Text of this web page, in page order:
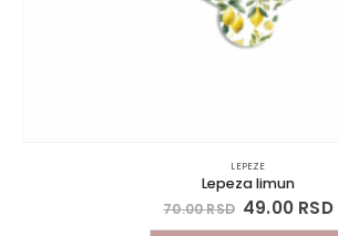
LEPEZE
Lepeza limun
70.00RSD 49.00 RSD